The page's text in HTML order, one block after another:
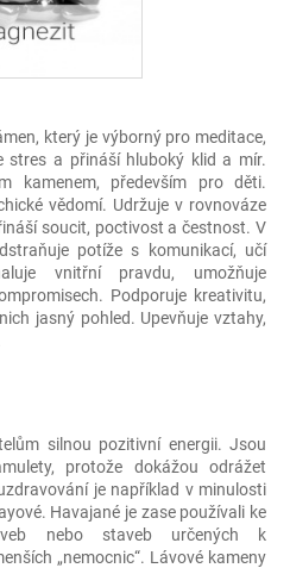
který je výborný pro meditace,
stres a přináší hluboký klid a mír.
kamenem, především pro děti.
vědomí. Udržuje v rovnováze
soucit, poctivost a čestnost. V
potíže s komunikací, učí
vnitřní pravdu, umožňuje
Podporuje kreativitu,
jasný pohled. Upevňuje vztahy,
silnou pozitivní energii. Jsou
protože dokážou odrážet
je například v minulosti
Havajané je zase používali ke
nebo staveb určených k
„nemocnic“. Lávové kameny